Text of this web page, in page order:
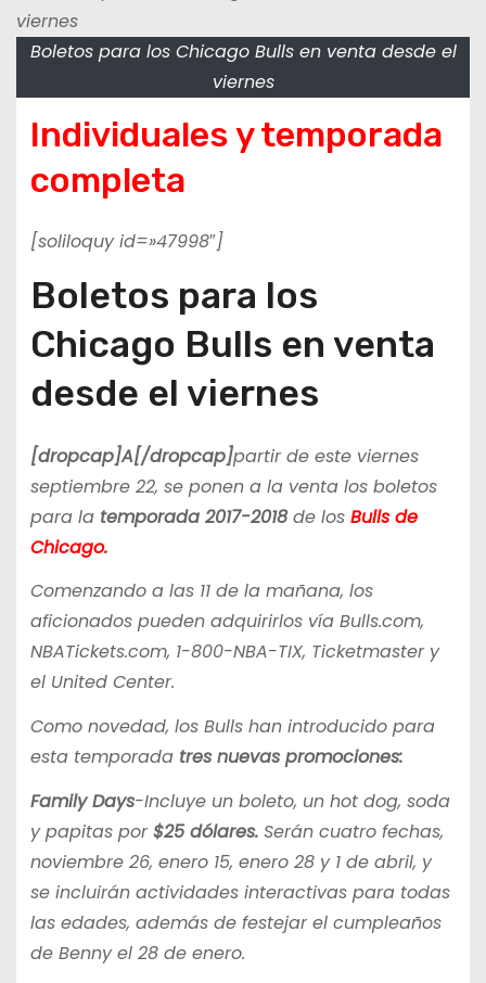
Boletos para los Chicago Bulls en venta desde el
viernes
Individuales y temporada
completa
[soliloquy id=»47998″]
Boletos para los
Chicago Bulls en venta
desde el viernes
[dropcap]A[/dropcap]partir de este viernes
septiembre 22, se ponen a la venta los boletos
para la temporada 2017-2018de los Bulls de
Chicago.
Comenzando a las 11 de la mañana, los
aficionados pueden adquirirlos vía Bulls.com,
NBATickets.com, 1-800-NBA-TIX, Ticketmaster y
el United Center.
Como novedad, los Bulls han introducido para
esta temporada tres nuevas promociones:
Family Days-Incluye un boleto, un hot dog, soda
y papitas por$25 dólares.Serán cuatro fechas,
noviembre 26, enero 15, enero 28 y 1 de abril, y
se incluirán actividades interactivas para todas
las edades, además de festejar el cumpleaños
de Benny el 28 de enero.